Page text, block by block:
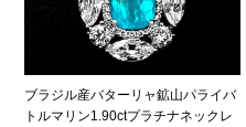
ブラジル産バターリャ鉱山パライバ
トルマリン1.90ctプラチナネックレ